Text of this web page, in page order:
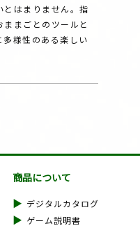
とはまりません。指
ままごとのツールと
多様性のある楽しい
商品について
デジタルカタログ
ゲーム説明書